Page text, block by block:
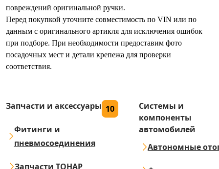
повреждений оригинальной ручки.
Перед покупкой уточните совместимость по VIN или по
данным с оригинального артикля для исключения ошибок
при подборе. При необходимости предоставим фото
посадочных мест и детали крепежа для проверки
соответствия.
Запчасти и аксессуары 10
Фитинги и
пневмосоединения
Запчасти ТОНАР
Системы и
компоненты
автомобилей
Автономные